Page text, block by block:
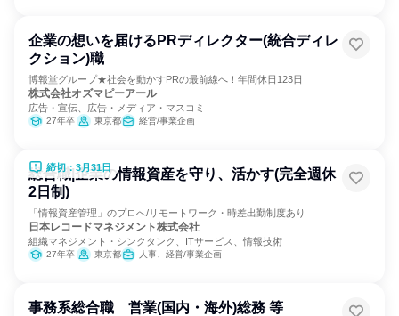
企業の想いを届けるPRディレクター(統合ディレ
クション)職
博報堂グループ★社会を動かすPRの最前線へ！年間休日123日
株式会社オズマピーアール
広告・宣伝、広告・メディア・マスコミ
27年卒 東京都 経営/事業企画
締切：3月31日
総合職|企業の情報資産を守り、活かす(完全週休
2日制)
「情報資産管理」のプロへ/リモートワーク・時差出勤制度あり
日本レコードマネジメント株式会社
組織マネジメント・シンクタンク、ITサービス、情報技術
27年卒 東京都 人事、経営/事業企画
事務系総合職 営業(国内・海外)総務 等